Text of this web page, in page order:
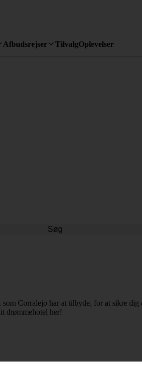
Afbudsrejser TilvalgOplevelser
Søg
som Corralejo har at tilbyde, for at sikre
drømmehotel her!